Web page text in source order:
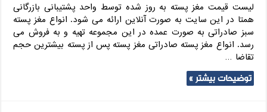
لیست قیمت مغز پسته به روز شده توسط واحد پشتیبانی بازرگانی
همتا در این سایت به صورت آنلاین ارائه می شود. انواع مغز پسته
سبز صادراتی به صورت عمده در این مجموعه تهیه و به فروش می
رسد. انواع مغز پسته صادراتی مغز پسته پس از پسته بیشترین حجم
تقاضا …
توضیحات بیشتر »